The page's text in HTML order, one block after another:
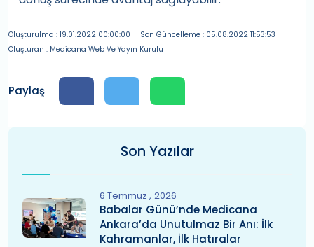
Oluşturulma : 19.01.2022 00:00:00
Son Güncelleme : 05.08.2022 11:53:53
Oluşturan : Medicana Web Ve Yayın Kurulu
Paylaş
Son Yazılar
6 Temmuz 2026
Babalar Günü’nde Medicana
Ankara’da Unutulmaz Bir Anı: İlk
Kahramanlar, İlk Hatıralar